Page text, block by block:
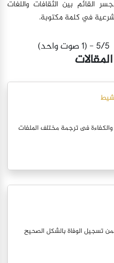
القائم بين الثقافات واللغات
في كلمة مكتوبة.
5/5 - (1 صوت واحد)
والكفاءة فى ترجمة مختلف الملفات
تسجيل الوفاة بالشكل الصحيح